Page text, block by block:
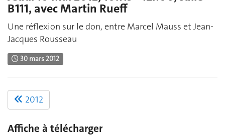
B111, avec Martin Rueff
Une réflexion sur le don, entre Marcel Mauss et Jean-
Jacques Rousseau
30 mars 2012
2012
Affiche à télécharger